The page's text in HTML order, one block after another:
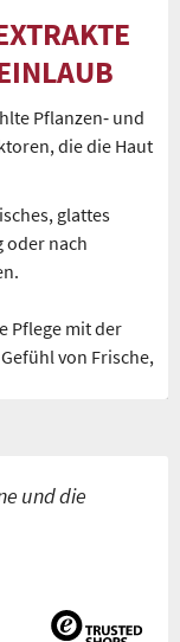
Pflanzen‑ und
die die Haut
glattes
oder nach
Pflege mit der
von Frische,
und die